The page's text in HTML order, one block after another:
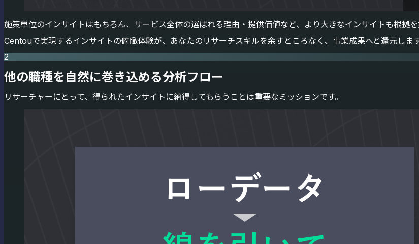
施策単位のインサイトはもちろん、サービス全体の選ばれる理由・提供価値など、より大きなインサイトも根拠を
Centouで実現するインサイトの俯瞰体験が、あなたのリサーチスキルを余すところなく、事業成果へと還元します
2
他の職種を自然に巻き込める分析フロー
リサーチャーにとって、得られたインサイトに納得してもらうことは重要なミッションです。